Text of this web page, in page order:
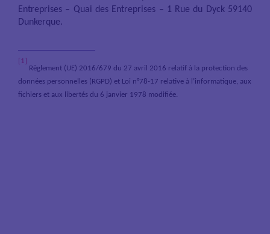
Entreprises – Quai des Entreprises – 1 Rue du Dyck 59140
Dunkerque.
[1]
Règlement (UE) 2016/679 du 27 avril 2016 relatif à la protection des
données personnelles (RGPD) et Loi n°78-17 relative à l’informatique, aux
fichiers et aux libertés du 6 janvier 1978 modifiée.